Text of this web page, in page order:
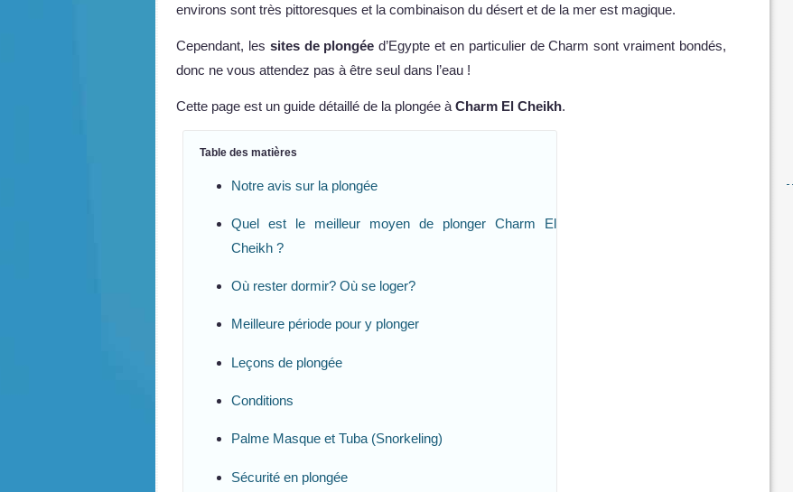
environs sont très pittoresques et la combinaison du désert et de la mer est magique.
Cependant, les sites de plongée d’Egypte et en particulier de Charm sont vraiment bondés,
donc ne vous attendez pas à être seul dans l’eau !
Cette page est un guide détaillé de la plongée à Charm El Cheikh.
Table des matières
Notre avis sur la plongée
Quel est le meilleur moyen de plonger Charm El
Cheikh ?
Où rester dormir? Où se loger?
Meilleure période pour y plonger
Leçons de plongée
Conditions
Palme Masque et Tuba (Snorkeling)
Sécurité en plongée